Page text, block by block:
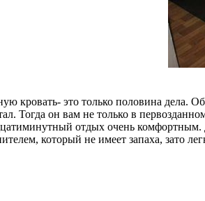
кровать- это только половина дела.
Тогда он вам не только в
отдых очень комфортным.
который не имеет запаха, зато